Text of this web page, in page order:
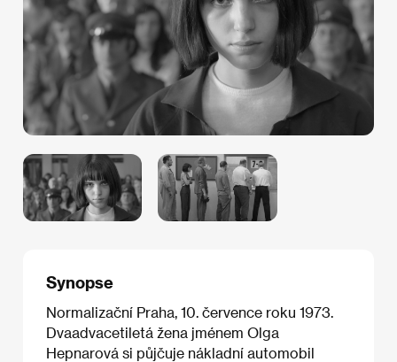
Synopse
Normalizační Praha, 10. července roku 1973.
Dvaadvacetiletá žena jménem Olga
Hepnarová si půjčuje nákladní automobil